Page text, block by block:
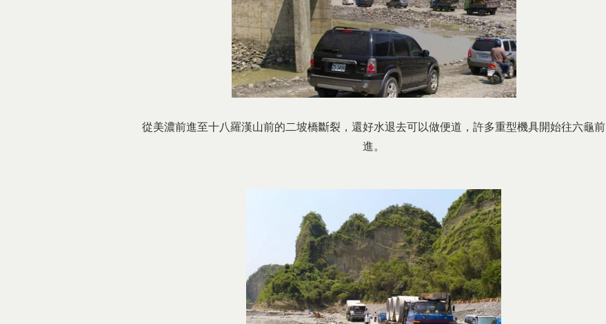
從美濃前進至十八羅漢山前的二坡橋斷裂，還好水退去可以做便道，許多重型機具開始往六龜前
進。